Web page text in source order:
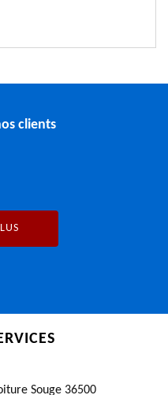
clients
Souge 36500